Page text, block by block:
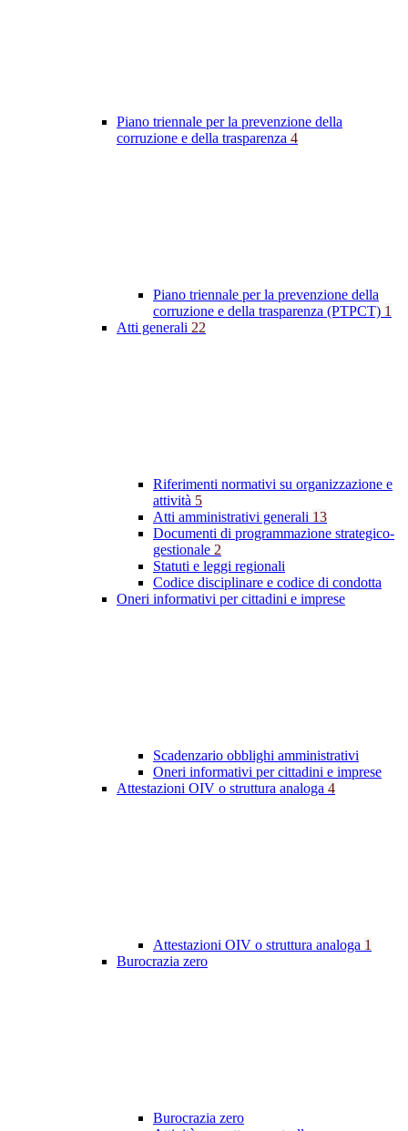
Piano triennale per la prevenzione della
corruzione e della trasparenza 4
Piano triennale per la prevenzione della
corruzione e della trasparenza (PTPCT) 1
Atti generali 22
Riferimenti normativi su organizzazione e
attività 5
Atti amministrativi generali 13
Documenti di programmazione strategico-
gestionale 2
Statuti e leggi regionali
Codice disciplinare e codice di condotta
Oneri informativi per cittadini e imprese
Scadenzario obblighi amministrativi
Oneri informativi per cittadini e imprese
Attestazioni OIV o struttura analoga 4
Attestazioni OIV o struttura analoga 1
Burocrazia zero
Burocrazia zero